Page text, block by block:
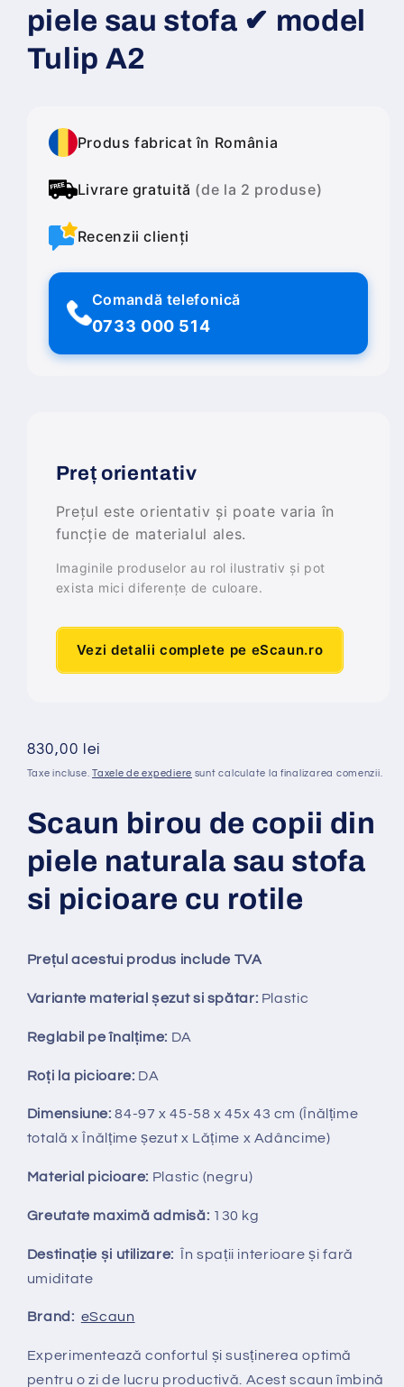
piele sau stofa ✔ model
Tulip A2
Produs fabricat în România
Livrare gratuită (de la 2 produse)
Recenzii clienți
Comandă telefonică
0733 000 514
Preț orientativ
Prețul este orientativ și poate varia în
funcție de materialul ales.
Imaginile produselor au rol ilustrativ și pot
exista mici diferențe de culoare.
Vezi detalii complete pe eScaun.ro
Preț
obișnuit
830,00 lei
Taxe incluse.Taxele de expediere sunt calculate la finalizarea comenzii.
Scaun birou de copii din
piele naturala sau stofa
si picioare cu rotile
Prețul acestui produs include TVA
Variante material șezut si spătar: Plastic
Reglabil peînal țime: DA
Roți la picioare: DA
Dimensiune:84-97x 45-58 x 45x 43 cm (Înălțime
totală x Înălțimeșezut x Lățime x Adâncime)
Material picioare: Plastic (negru)
Greutate maximă admisă: 130 kg
Destinație și utilizare: În spații interioare și fară
umiditate
Brand: eScaun
Experimentează confortul și susținerea optimă
pentru o zi de lucru productivă. Acest scaun îmbină